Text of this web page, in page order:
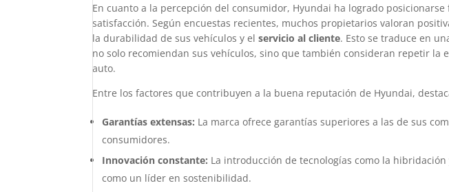
En cuanto a la percepción del consumidor, Hyundai ha logrado
satisfacción. Según encuestas recientes, muchos propietarios valoran
la durabilidad de sus vehículos y elservicio al cliente. Esto se traduce en
no solo recomiendan sus vehículos, sino que también consideran repetir
auto.
Entre los factores que contribuyen a la buena reputación de Hyundai,
Garantías extensas: La marca ofrece garantías superiores a las de sus
consumidores.
Innovación constante: La introducción de tecnologías como la
como un líder en sostenibilidad.